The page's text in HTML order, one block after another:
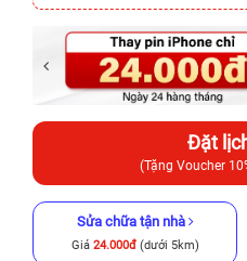
Đặt
(Tặng Voucher
Sửa chữa tận nhà
Giá 24.000đ(dưới 5km)